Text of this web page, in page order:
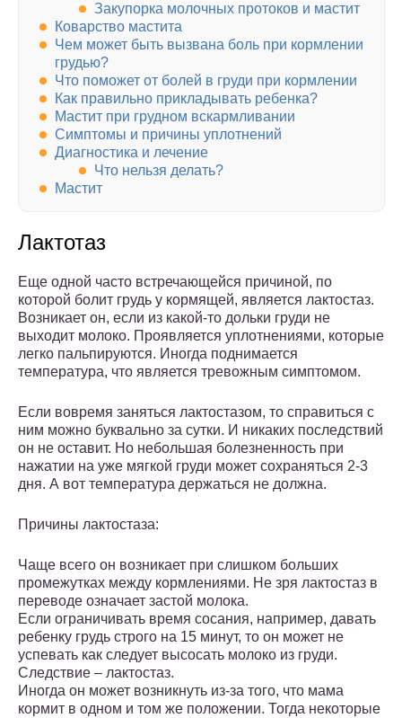
Закупорка молочных протоков и мастит
Коварство мастита
Чем может быть вызвана боль при кормлении
грудью?
Что поможет от болей в груди при кормлении
Как правильно прикладывать ребенка?
Мастит при грудном вскармливании
Симптомы и причины уплотнений
Диагностика и лечение
Что нельзя делать?
Мастит
Лактотаз
Еще одной часто встречающейся причиной, по
которой болит грудь у кормящей, является лактостаз.
Возникает он, если из какой-то дольки груди не
выходит молоко. Проявляется уплотнениями, которые
легко пальпируются. Иногда поднимается
температура, что является тревожным симптомом.
Если вовремя заняться лактостазом, то справиться с
ним можно буквально за сутки. И никаких последствий
он не оставит. Но небольшая болезненность при
нажатии на уже мягкой груди может сохраняться 2-3
дня. А вот температура держаться не должна.
Причины лактостаза:
Чаще всего он возникает при слишком больших
промежутках между кормлениями. Не зря лактостаз в
переводе означает застой молока.
Если ограничивать время сосания, например, давать
ребенку грудь строго на 15 минут, то он может не
успевать как следует высосать молоко из груди.
Следствие – лактостаз.
Иногда он может возникнуть из-за того, что мама
кормит в одном и том же положении. Тогда некоторые